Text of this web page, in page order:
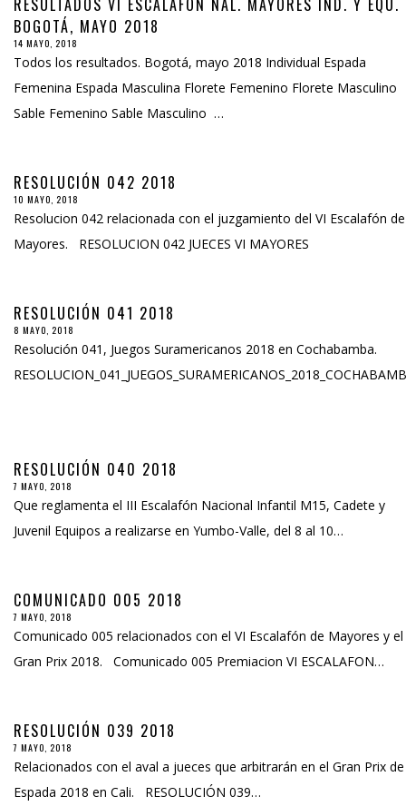
RESULTADOS VI ESCALAFÓN NAL. MAYORES IND. Y EQU.
BOGOTÁ, MAYO 2018
14 MAYO, 2018
Todos los resultados. Bogotá, mayo 2018 Individual Espada
Femenina Espada Masculina Florete Femenino Florete Masculino
Sable Femenino Sable Masculino …
RESOLUCIÓN 042 2018
10 MAYO, 2018
Resolucion 042 relacionada con el juzgamiento del VI Escalafón de
Mayores. RESOLUCION 042 JUECES VI MAYORES
RESOLUCIÓN 041 2018
8 MAYO, 2018
Resolución 041, Juegos Suramericanos 2018 en Cochabamba.
RESOLUCIÓN 040 2018
7 MAYO, 2018
Que reglamenta el III Escalafón Nacional Infantil M15, Cadete y
Juvenil Equipos a realizarse en Yumbo-Valle, del 8 al 10…
COMUNICADO 005 2018
7 MAYO, 2018
Comunicado 005 relacionados con el VI Escalafón de Mayores y el
Gran Prix 2018. Comunicado 005 Premiacion VI ESCALAFON…
RESOLUCIÓN 039 2018
7 MAYO, 2018
Relacionados con el aval a jueces que arbitrarán en el Gran Prix de
Espada 2018 en Cali. RESOLUCIÓN 039…